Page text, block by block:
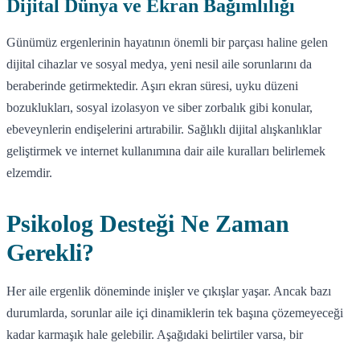
Dijital Dünya ve Ekran Bağımlılığı
Günümüz ergenlerinin hayatının önemli bir parçası haline gelen
dijital cihazlar ve sosyal medya, yeni nesil aile sorunlarını da
beraberinde getirmektedir. Aşırı ekran süresi, uyku düzeni
bozuklukları, sosyal izolasyon ve siber zorbalık gibi konular,
ebeveynlerin endişelerini artırabilir. Sağlıklı dijital alışkanlıklar
geliştirmek ve internet kullanımına dair aile kuralları belirlemek
elzemdir.
Psikolog Desteği Ne Zaman
Gerekli?
Her aile ergenlik döneminde inişler ve çıkışlar yaşar. Ancak bazı
durumlarda, sorunlar aile içi dinamiklerin tek başına çözemeyeceği
kadar karmaşık hale gelebilir. Aşağıdaki belirtiler varsa, bir